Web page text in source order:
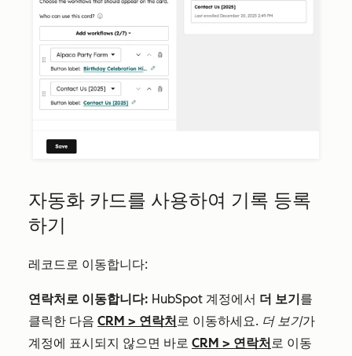
자동화 카드를 사용하여 기록 등록
하기
레코드로 이동합니다:
연락처로 이동합니다: HubSpot 계정에서 더 보기를
클릭한 다음 CRM > 연락처로 이동하세요. 더 보기가
계정에 표시되지 않으면 바로 CRM > 연락처로 이동